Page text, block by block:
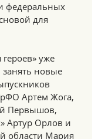
федеральных
для
уже
занять новые
Артем Жога,
Первышов,
Артур Орлов и
области Мария